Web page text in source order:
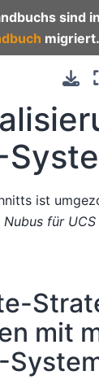
sind
migriert.
ist
Nubus für
mit